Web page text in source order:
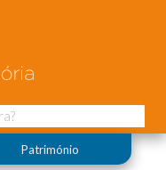
Património